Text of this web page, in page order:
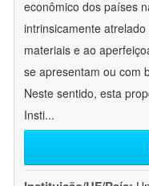
econômico dos países
intrinsicamente
materiais e ao
se apresentam ou com
Neste sentido, esta
Insti...